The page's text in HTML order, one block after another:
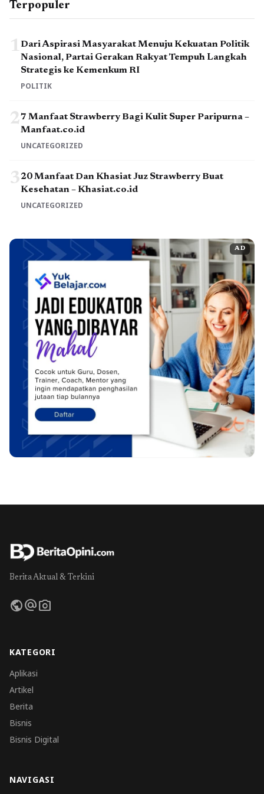
Terpopuler
1 Dari Aspirasi Masyarakat Menuju Kekuatan Politik
Nasional, Partai Gerakan Rakyat Tempuh Langkah
Strategis ke Kemenkum RI
POLITIK
27 Manfaat Strawberry Bagi Kulit Super Paripurna –
Manfaat.co.id
UNCATEGORIZED
320 Manfaat Dan Khasiat Juz Strawberry Buat
Kesehatan – Khasiat.co.id
UNCATEGORIZED
AD
Berita Aktual & Terkini
publicalternate_emailphoto_camera
KATEGORI
Aplikasi
Artikel
Berita
Bisnis
Bisnis Digital
NAVIGASI